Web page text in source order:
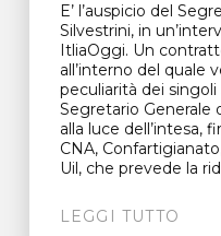
E’ l’auspicio del
Silvestrini, in
ItliaOggi. Un
all’interno del quale
peculiarità dei singoli
Segretario Generale
alla luce dell’intesa,
CNA,
Uil, che prevede la
LEGGI TUTTO